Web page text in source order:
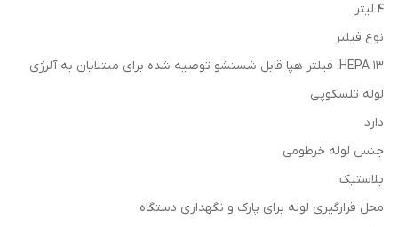
4 لیتر
نوع فیلتر
HEPA 13: فیلتر هپا قابل شستشو توصیه شده برای مبتلایان به آلرژی
لوله تلسکوپی
دارد
جنس لوله خرطومی
پلاستیک
محل قرارگیری لوله برای پارک و نگهداری دستگاه